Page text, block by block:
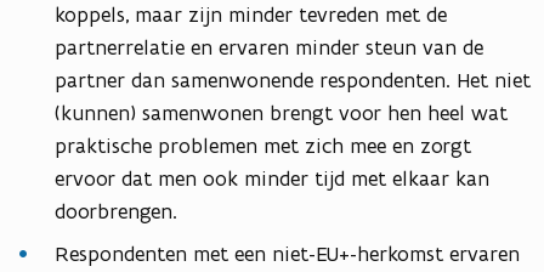
koppels, maar zijn minder tevreden met de
partnerrelatie en ervaren minder steun van de
partner dan samenwonende respondenten. Het niet
(kunnen) samenwonen brengt voor hen heel wat
praktische problemen met zich mee en zorgt
ervoor dat men ook minder tijd met elkaar kan
doorbrengen.
Respondenten met een niet-EU+-herkomst ervaren